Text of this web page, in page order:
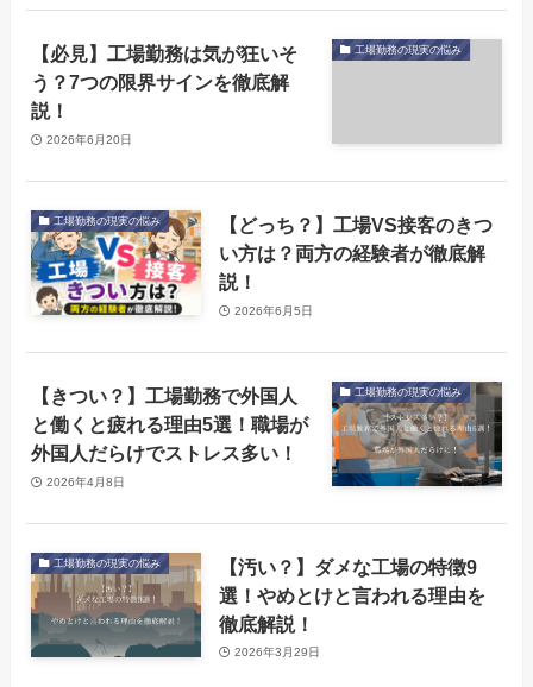
工場勤務の現実の悩み
【必見】工場勤務は気が狂いそ
う？7つの限界サインを徹底解
説！
2026年6月20日
工場勤務の現実の悩み
【どっち？】工場VS接客のきつ
い方は？両方の経験者が徹底解
説！
2026年6月5日
工場勤務の現実の悩み
【きつい？】工場勤務で外国人
と働くと疲れる理由5選！職場が
外国人だらけでストレス多い！
2026年4月8日
工場勤務の現実の悩み
【汚い？】ダメな工場の特徴9
選！やめとけと言われる理由を
徹底解説！
2026年3月29日